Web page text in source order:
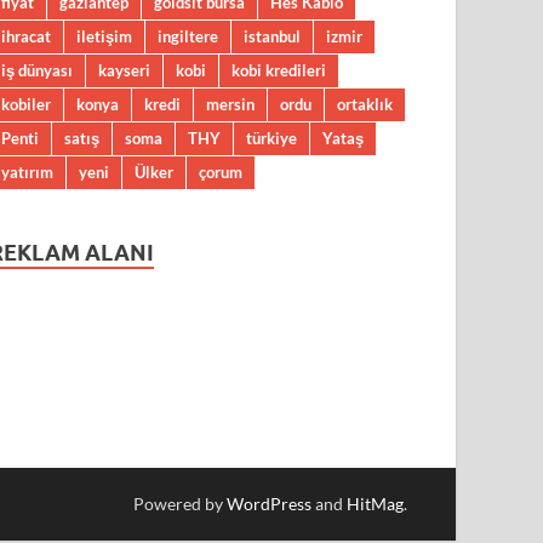
ihracat
iletişim ingiltere istanbul
izmir
iş dünyası
kayseri kobi
kobi kredileri
kobiler
konya kredi mersin ordu
ortaklık
Penti
satış soma THY türkiye
Yataş
yatırım
yeni Ülker çorum
ALANI
Powered byWordPressand HitMag.